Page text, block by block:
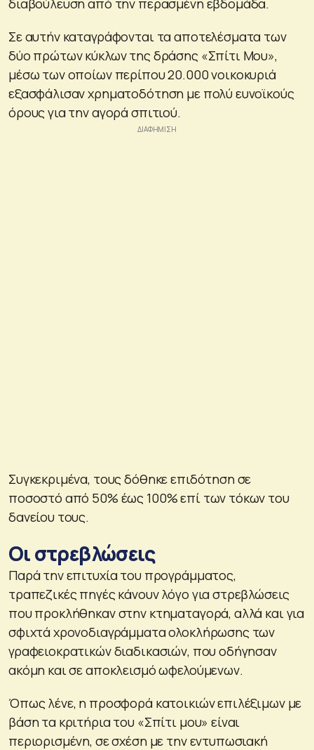
Σε αυτήν καταγράφονται τα αποτελέσματα των
δύο πρώτων κύκλων της δράσης «Σπίτι Μου»,
μέσω των οποίων περίπου 20.000 νοικοκυριά
εξασφάλισαν χρηματοδότηση με πολύ ευνοϊκούς
όρους για την αγορά σπιτιού.
Συγκεκριμένα, τους δόθηκε επιδότηση σε
ποσοστό από 50% έως 100% επί των τόκων του
δανείου τους.
Οι στρεβλώσεις
Παρά την επιτυχία του προγράμματος,
τραπεζικές πηγές κάνουν λόγο για στρεβλώσεις
που προκλήθηκαν στην κτηματαγορά, αλλά και για
σφιχτά χρονοδιαγράμματα ολοκλήρωσης των
γραφειοκρατικών διαδικασιών, που οδήγησαν
ακόμη και σε αποκλεισμό ωφελούμενων.
Όπως λένε, η προσφορά κατοικιών επιλέξιμων με
βάση τα κριτήρια του «Σπίτι μου» είναι
περιορισμένη, σε σχέση με την εντυπωσιακή